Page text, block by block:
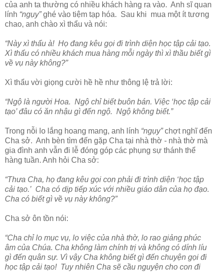
của anh ta thường có nhiều khách hàng ra vào. Anh sĩ quan
lính “ngụy”ghé vào tiệm tạp hóa. Sau khi mua một ít tương
chao, anh chào xì thẩu và nói:
“Này xì thẩu à! Họ đang kêu gọi đi trình diện học tập cải tạo.
Xì thẩu có nhiều khách mua hàng mỗi ngày thì xì thầu biết gì
về vụ này không?”
Xì thẩu vời giọng cười hề hề như thông lệ trả lời:
“Ngộ là người Hoa. Ngộ chỉ biết buôn bán. Việc ‘học tập cải
tạo’ đâu có ăn nhậu gì đến ngộ. Ngộ không biết.”
Trong nỗi lo lắng hoang mang, anh lính “ngụy”chợt nghĩ đến
Cha sở. Anh bèn tìm đến gặp Cha tại nhà thờ - nhà thờ mà
gia đình anh vẫn đi lễ đóng góp các phụng sự thánh thể
hàng tuần. Anh hỏi Cha sở:
“Thưa Cha, họ đang kêu gọi con phải đi trình diện ‘học tập
cải tạo.’ Cha có dịp tiếp xúc với nhiều giáo dân của họ đạo.
Cha có biết gì về vụ này không?”
Cha sở ôn tồn nói:
“Cha chỉ lo mục vụ, lo việc của nhà thờ, lo rao giảng phúc
âm của Chúa. Cha không làm chính trị và không có dính líu
gì đến quân sự. Vì vậy Cha không biết gì đến chuyện gọi đi
học tập cải tạo! Tuy nhiên Cha sẽ cầu nguyện cho con đi